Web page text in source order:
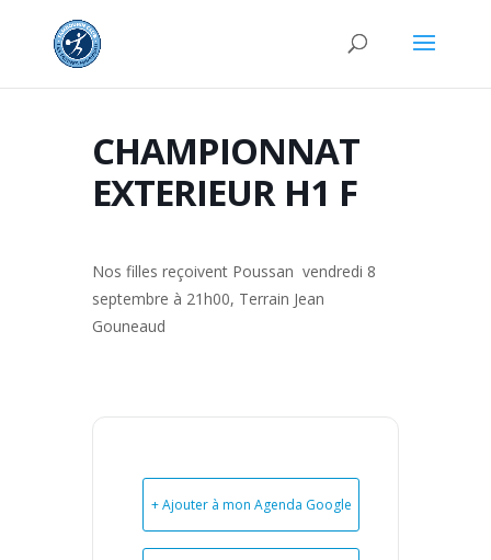
CHAMPIONNAT
EXTERIEUR H1 F
Nos filles reçoivent Poussan vendredi 8
septembre à 21h00, Terrain Jean
Gouneaud
+ Ajouter à mon Agenda Google